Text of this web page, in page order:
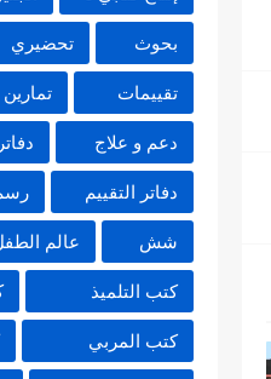
بحوث تحضيري
تقييمات تمارين
دعم و علاج
دفاتر التقييم
شش عالم
كتب التلميذ
كتب المربي